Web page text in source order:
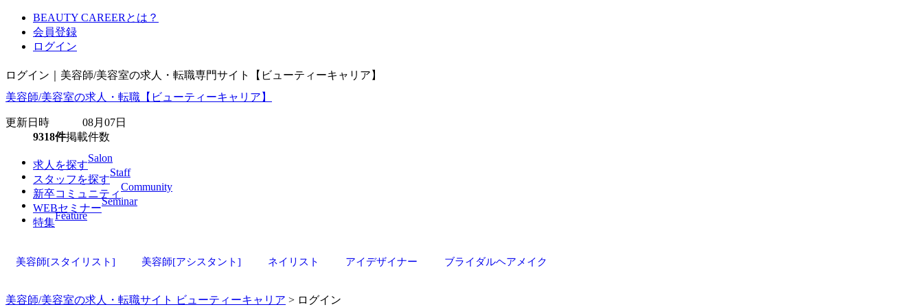
BEAUTY CAREERとは？
会員登録
ログイン
ログイン｜美容師/美容室の求人・転職専門サイト【ビューティーキャリア】
美容師/美容室の求人・転職【ビューティーキャリア】
更新日時 08月07日
9318件掲載件数
求人を探す
Salon
スタッフを探す
Staff
新卒コミュニティ
Community
WEBセミナー
Seminar
特集
Feature
美容師[スタイリスト] 美容師[アシスタント] ネイリスト アイデザイナー ブライダルヘアメイク
美容師/美容室の求人・転職サイト ビューティーキャリア > ログイン